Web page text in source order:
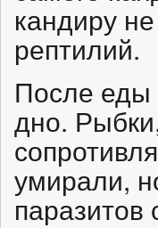
кандиру
рептилий.
После еды
дно.
умирали,